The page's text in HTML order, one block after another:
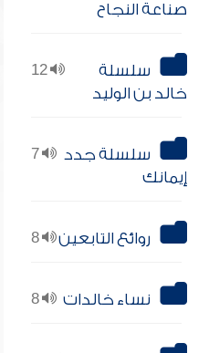
صناعة النجاح
12
سلسلة
خالد بن الوليد
7
سلسلة جدد
إيمانك
8 روائع التابعين
8 نساء خالدات